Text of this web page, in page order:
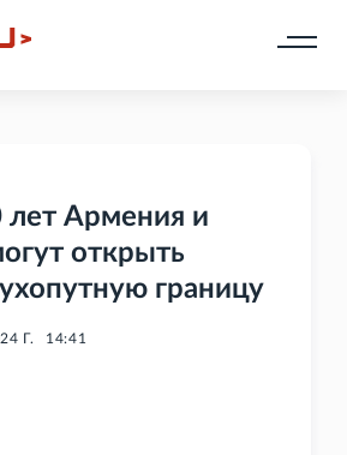
лет Армения и
открыть
границу
Г. 14:41